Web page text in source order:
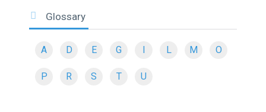
Glossary
A D E G L M O
P R S T U